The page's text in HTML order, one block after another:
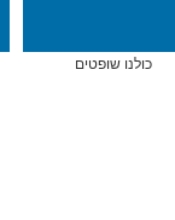
כולנו שופטים